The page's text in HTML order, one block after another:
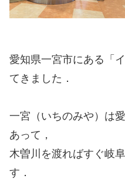
愛知県一宮市にある「
てきました．
一宮（いちのみや）は
あって，
木曽川を渡ればすぐ岐
す．